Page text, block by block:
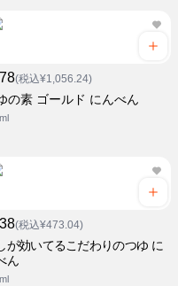
(税込¥1,056.24)
の素 ゴールド にんべん
(税込¥473.04)
が効いてるこだわりのつゆ に
ん